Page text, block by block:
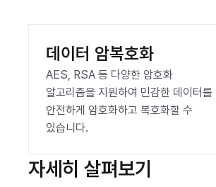
데이터 암복호화
AES, RSA 등 다양한 암호화
알고리즘을 지원하여 민감한 데이터를
안전하게 암호화하고 복호화할 수
있습니다.
자세히 살펴보기